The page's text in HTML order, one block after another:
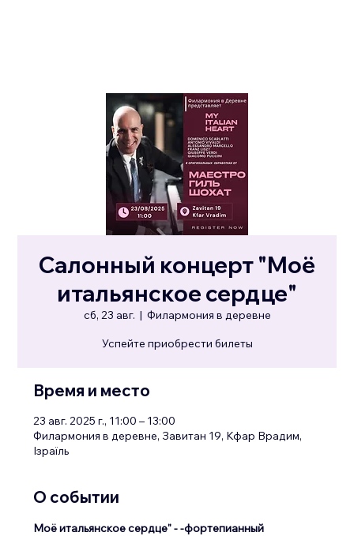
Салонный концерт "Моё
итальянское сердце"
сб, 23 авг.
  |
Филармония в деревне
Успейте приобрести билеты
Время и место
23 авг. 2025 г., 11:00 – 13:00
Филармония в деревне, Завитан 19, Кфар Врадим,
Ізраїль
О событии
Моё итальянское сердце" - -фортепианный